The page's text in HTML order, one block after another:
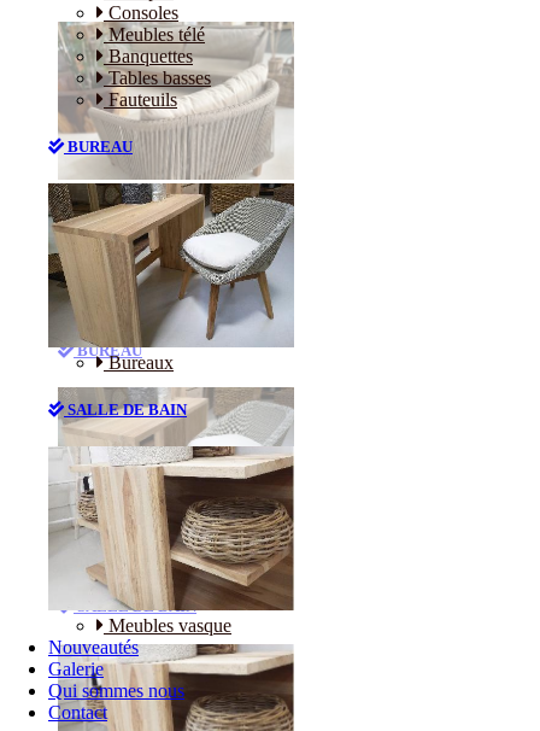
Consoles
Meubles télé
Banquettes
Tables basses
Fauteuils
BUREAU
Bureaux
SALLE DE BAIN
Meubles vasque
Nouveautés
Galerie
Qui sommes nous
Contact
Canapés
Consoles
Meubles télé
Banquettes
Tables basses
Fauteuils
BUREAU
Bureaux
SALLE DE BAIN